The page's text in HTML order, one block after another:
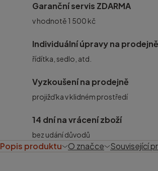
Garanční servis ZDARMA
v hodnotě 1 500 kč
Individuální úpravy na prodejně
řídítka, sedlo, atd.
Vyzkoušení na prodejně
projižďka v klidném prostředí
14 dní na vrácení zboží
bez udání důvodů
Popis produktu O značce Související